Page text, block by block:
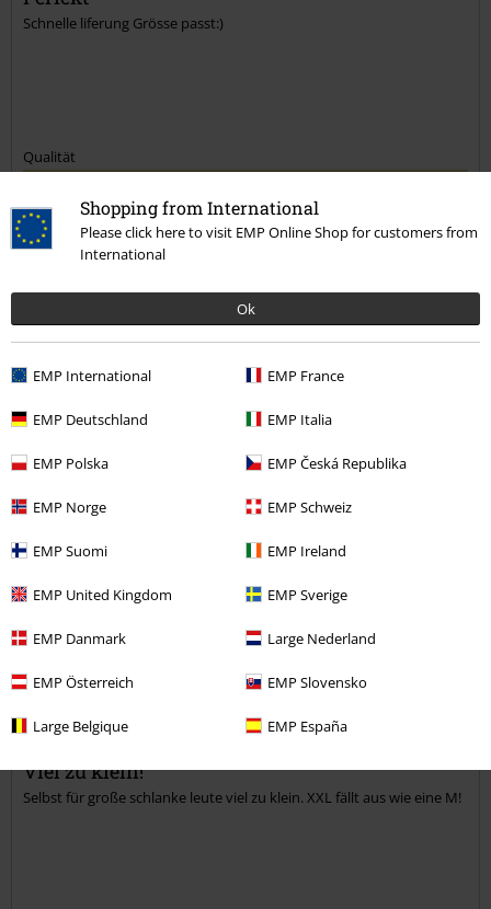
Shopping from International
Please click here to visit EMP Online Shop for customers from
International
Ok
EMP International EMP France
EMP Deutschland EMP Italia
EMP Polska EMP Česká Republika
EMP Norge EMP Schweiz
EMP Suomi EMP Ireland
EMP United Kingdom EMP Sverige
EMP Danmark Large Nederland
EMP Österreich EMP Slovensko
Large Belgique EMP España
Schnelle liferung Grösse passt:)
Qualität
Passform
zu eng
perfekt
zu weit
Länge
War diese Bewertung hilfreich für dich?
Geschrieben am: Dienstag, 16.05.2023
Gekaufte Größe: XXL
Viel zu klein!
Selbst für große schlanke leute viel zu klein. XXL fällt aus wie eine M!